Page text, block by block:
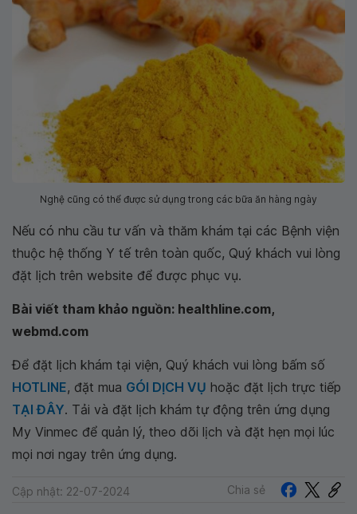
Nghệ cũng có thể được sử dụng trong các bữa ăn hàng ngày
Nếu có nhu cầu tư vấn và thăm khám tại các Bệnh viện
thuộc hệ thống Y tế trên toàn quốc, Quý khách vui lòng
đặt lịch trên website để được phục vụ.
Bài viết tham khảo nguồn: healthline.com,
webmd.com
Để đặt lịch khám tại viện, Quý khách vui lòng bấm số
HOTLINE, đặt mua GÓI DỊCH VỤ hoặc đặt lịch trực tiếp
TẠI ĐÂY. Tải và đặt lịch khám tự động trên ứng dụng
My Vinmec để quản lý, theo dõi lịch và đặt hẹn mọi lúc
mọi nơi ngay trên ứng dụng.
Cập nhật: 22-07-2024 Chia sẻ